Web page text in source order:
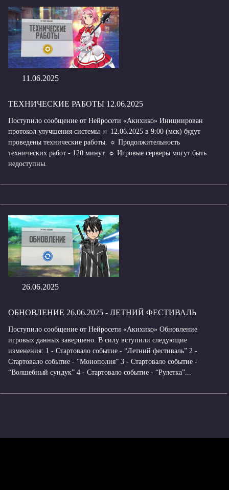
11.06.2025
ТЕХНИЧЕСКИЕ РАБОТЫ 12.06.2025
Поступило сообщение от Нейросети «Акихико» Инициирован
протокол улучшения системы ☼ 12.06.2025 в 9:00 (мск) будут
проведены технические работы. ☼ Продолжительность
технических работ - 120 минут. ☼ Игровые серверы могут быть
недоступны.
26.06.2025
ОБНОВЛЕНИЕ 26.06.2025 - ЛЕТНИЙ ФЕСТИВАЛЬ
Поступило сообщение от Нейросети «Акихико» Обновление
игровых данных завершено. В силу вступили следующие
изменения: 1 - Стартовало событие - “Летний фестиваль” 2 -
Стартовало событие - “Монополия” 3 - Стартовало событие -
“Волшебный сундук” 4 - Стартовало событие - “Рулетка”...